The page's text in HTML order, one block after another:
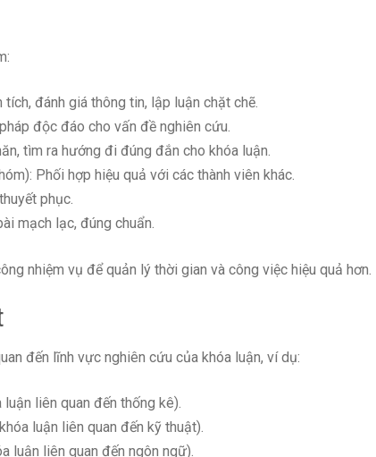
đánh giá thông tin, lập luận chặt chẽ.
độc đáo cho vấn đề nghiên cứu.
tìm ra hướng đi đúng đắn cho khóa luận.
Phối hợp hiệu quả với các thành viên khác.
phục.
mạch lạc, đúng chuẩn.
nhiệm vụ để quản lý thời gian và công việc hiệu quả hơn.
đến lĩnh vực nghiên cứu của khóa luận, ví dụ:
liên quan đến thống kê).
luận liên quan đến kỹ thuật).
luận liên quan đến ngôn ngữ).